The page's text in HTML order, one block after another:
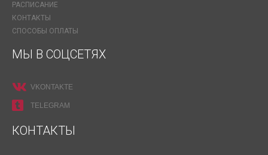
РАСПИСАНИЕ
КОНТАКТЫ
СПОСОБЫ ОПЛАТЫ
МЫ В СОЦСЕТЯХ
VKONTAKTE
TELEGRAM
КОНТАКТЫ